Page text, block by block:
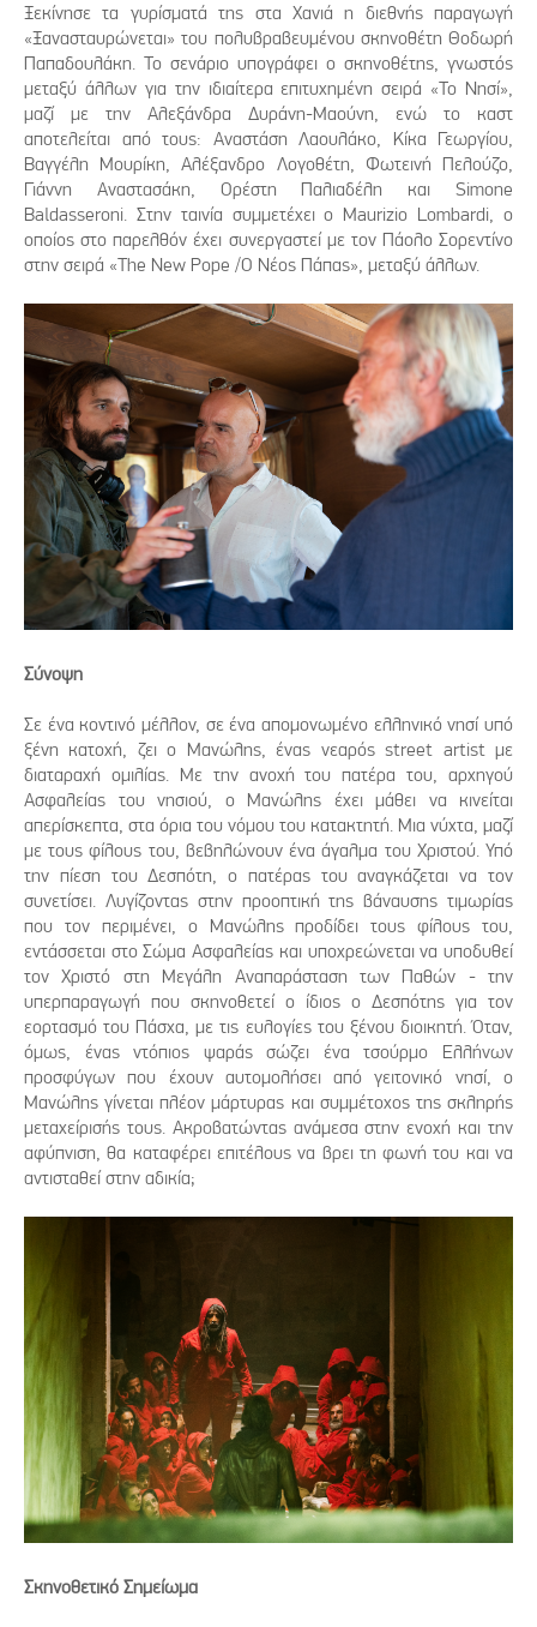
Ξεκίνησε τα γυρίσματά της στα Χανιά η διεθνής παραγωγή
«Ξανασταυρώνεται» του πολυβραβευμένου σκηνοθέτη Θοδωρή
Παπαδουλάκη. Το σενάριο υπογράφει ο σκηνοθέτης, γνωστός
μεταξύ άλλων για την ιδιαίτερα επιτυχημένη σειρά «Το Νησί»,
μαζί με την Αλεξάνδρα Δυράνη-Μαούνη, ενώ το καστ
αποτελείται από τους: Αναστάση Λαουλάκο, Κίκα Γεωργίου,
Βαγγέλη Μουρίκη, Αλέξανδρο Λογοθέτη, Φωτεινή Πελούζο,
Γιάννη Αναστασάκη, Ορέστη Παλιαδέλη και Simone
Baldasseroni. Στην ταινία συμμετέχει ο Maurizio Lombardi, ο
οποίος στο παρελθόν έχει συνεργαστεί με τον Πάολο Σορεντίνο
στην σειρά «The New Pope /Ο Νέος Πάπας», μεταξύ άλλων.
Σύνοψη
Σε ένα κοντινό μέλλον, σε ένα απομονωμένο ελληνικό νησί υπό
ξένη κατοχή, ζει ο Μανώλης, ένας νεαρός street artist με
διαταραχή ομιλίας. Με την ανοχή του πατέρα του, αρχηγού
Ασφαλείας του νησιού, ο Μανώλης έχει μάθει να κινείται
απερίσκεπτα, στα όρια του νόμου του κατακτητή. Μια νύχτα, μαζί
με τους φίλους του, βεβηλώνουν ένα άγαλμα του Χριστού. Υπό
την πίεση του Δεσπότη, ο πατέρας του αναγκάζεται να τον
συνετίσει. Λυγίζοντας στην προοπτική της βάναυσης τιμωρίας
που τον περιμένει, ο Μανώλης προδίδει τους φίλους του,
εντάσσεται στο Σώμα Ασφαλείας και υποχρεώνεται να υποδυθεί
τον Χριστό στη Μεγάλη Αναπαράσταση των Παθών - την
υπερπαραγωγή που σκηνοθετεί ο ίδιος ο Δεσπότης για τον
εορτασμό του Πάσχα, με τις ευλογίες του ξένου διοικητή. Όταν,
όμως, ένας ντόπιος ψαράς σώζει ένα τσούρμο Ελλήνων
προσφύγων που έχουν αυτομολήσει από γειτονικό νησί, ο
Μανώλης γίνεται πλέον μάρτυρας και συμμέτοχος της σκληρής
μεταχείρισής τους. Ακροβατώντας ανάμεσα στην ενοχή και την
αφύπνιση, θα καταφέρει επιτέλους να βρει τη φωνή του και να
αντισταθεί στην αδικία;
Σκηνοθετικό Σημείωμα